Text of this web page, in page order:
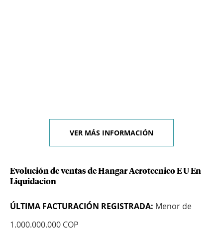
VER MÁS INFORMACIÓN
Evolución de ventas de Hangar Aerotecnico E U En
Liquidacion
ÚLTIMA FACTURACIÓN REGISTRADA: Menor de
1.000.000.000 COP